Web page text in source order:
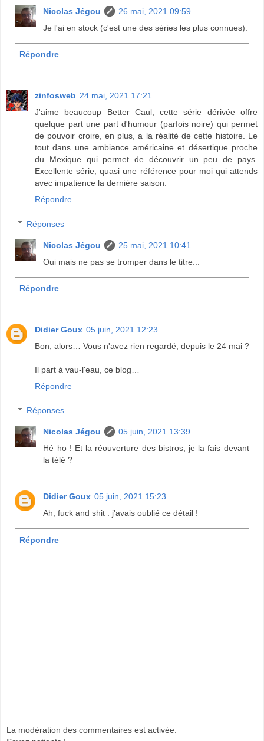
Nicolas Jégou
26 mai, 2021 09:59
Je l'ai en stock (c'est une des séries les plus connues).
Répondre
zinfosweb 24 mai, 2021 17:21
J'aime beaucoup Better Caul, cette série dérivée offre
quelque part une part d'humour (parfois noire) qui permet
de pouvoir croire, en plus, a la réalité de cette histoire. Le
tout dans une ambiance américaine et désertique proche
du Mexique qui permet de découvrir un peu de pays.
Excellente série, quasi une référence pour moi qui attends
avec impatience la dernière saison.
Répondre
Réponses
Nicolas Jégou
25 mai, 2021 10:41
Oui mais ne pas se tromper dans le titre...
Répondre
Didier Goux 05 juin, 2021 12:23
Bon, alors… Vous n'avez rien regardé, depuis le 24 mai ?
Il part à vau-l'eau, ce blog…
Répondre
Réponses
Nicolas Jégou
05 juin, 2021 13:39
Hé ho ! Et la réouverture des bistros, je la fais devant
la télé ?
Didier Goux 05 juin, 2021 15:23
Ah, fuck and shit : j'avais oublié ce détail !
Répondre
La modération des commentaires est activée.